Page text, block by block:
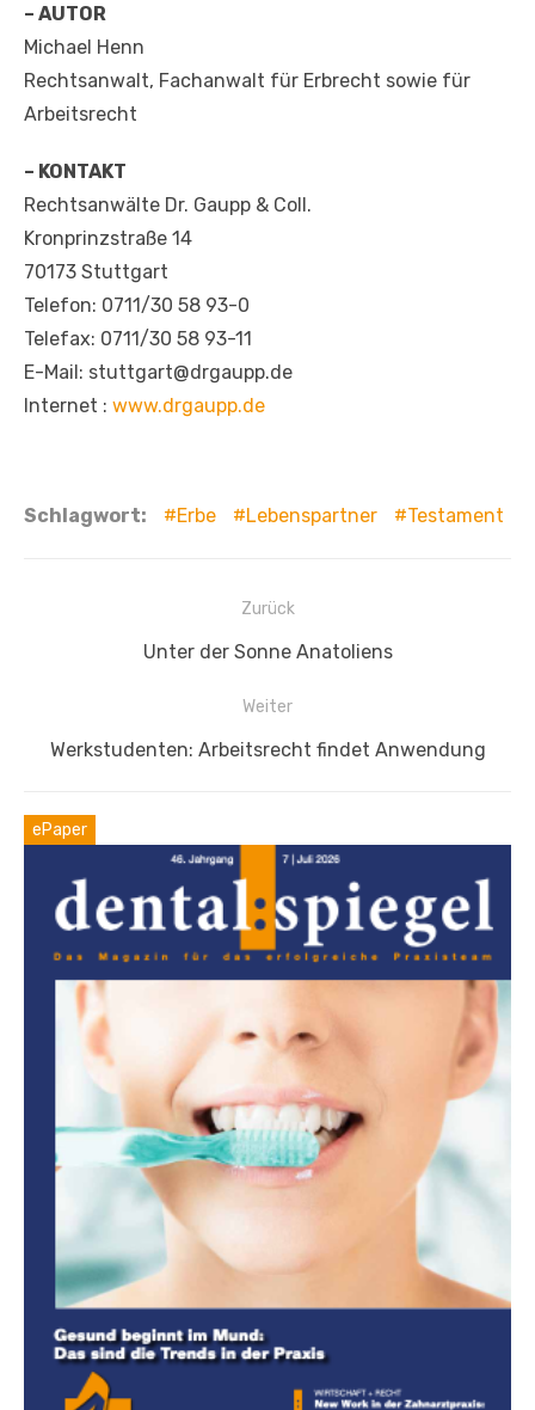
– AUTOR
Michael Henn
Rechtsanwalt, Fachanwalt für Erbrecht sowie für
Arbeitsrecht
– KONTAKT
Rechtsanwälte Dr. Gaupp & Coll.
Kronprinzstraße 14
70173 Stuttgart
Telefon: 0711/30 58 93-0
Telefax: 0711/30 58 93-11
E-Mail: stuttgart@drgaupp.de
Internet : www.drgaupp.de
Schlagwort: Erbe Lebenspartner Testament
Beitragsnavigation
Zurück
Vorheriger
Unter der Sonne Anatoliens
Weiter
Nächster
Werkstudenten: Arbeitsrecht findet Anwendung
ePaper